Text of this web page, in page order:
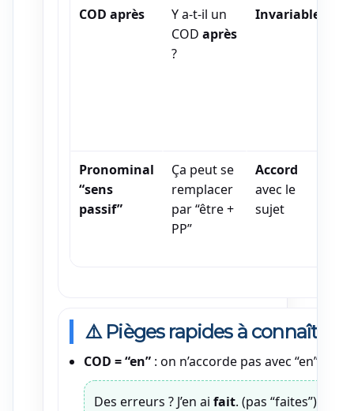
COD après
Y a-t-il un
COD après
?
Invariable
Pronominal
“sens
passif”
Ça peut se
remplacer
par “être +
PP”
Accord
avec le
sujet
⚠️ Pièges rapides à connaître
COD = “en” : on n’accorde pas avec “en”.
Des erreurs ? J’en ai fait. (pas “faites”)